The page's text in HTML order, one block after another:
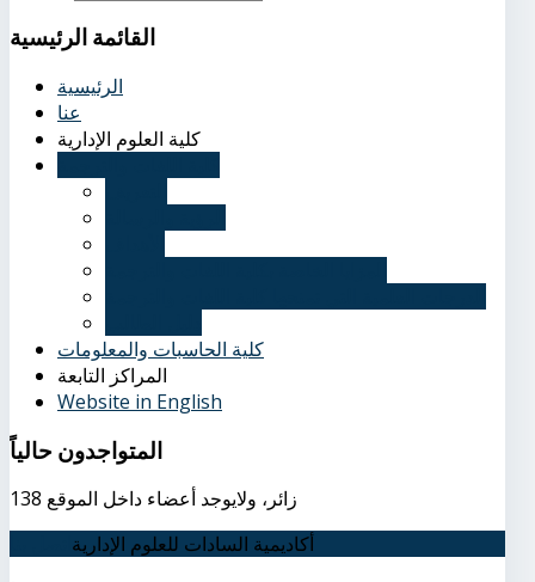
القائمة الرئيسية
الرئيسية
عنا
كلية العلوم الإدارية
كلية الحاسبات والمعلومات
المراكز التابعة
Website in English
المتواجدون حالياً
138 زائر، ولايوجد أعضاء داخل الموقع
أكاديمية السادات للعلوم الإدارية